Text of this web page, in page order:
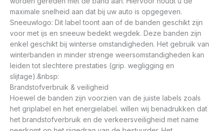
maximale snelheid aan dat bij uw auto is opgegeven.
Sneeuwlogo: Dit label toont aan of de banden geschikt zijn
voor met ijs en sneeuw bedekt wegdek. Deze banden zijn
enkel geschikt bij winterse omstandigheden. Het gebruik van
winterbanden in minder strenge weersomstandigheden kan
leiden tot slechtere prestaties (grip. wegligging en
slijtage).&nbsp:
Brandstofverbruik & veiligheid
Hoewel de banden zijn voorzien van de juiste labels zoals
het griplabel en het energielabel. willen wij benadrukken dat
het brandstofverbruik en de verkeersveiligheid met name